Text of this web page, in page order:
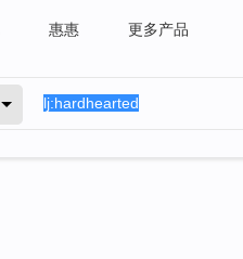
惠惠 更多产品